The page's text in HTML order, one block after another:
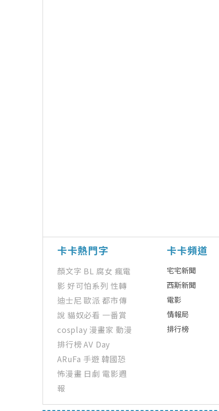
卡卡熱門字
顏文字 BL 腐女 瘋電
影 好可怕系列 性轉
迪士尼 歐派 都市傳
說 貓奴必看 一番賞
cosplay 漫畫家 動漫
排行榜AV Day
ARuFa 手遊 韓國恐
怖漫畫 日劇 電影週
報
卡卡頻道
宅宅新聞
西斯新聞
電影
情報局
排行榜